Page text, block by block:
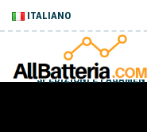
ITALIANO
SPEDIZIONI E